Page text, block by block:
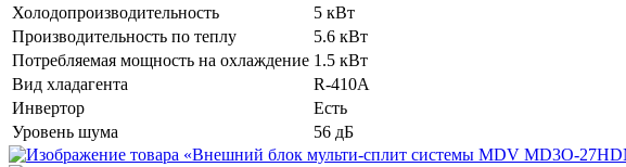
Холодопроизводительность
5 кВт
Производительность по теплу
5.6 кВт
Потребляемая мощность на охлаждение 1.5 кВт
Вид хладагента
R-410A
Инвертор
Eсть
Уровень шума
56 дБ